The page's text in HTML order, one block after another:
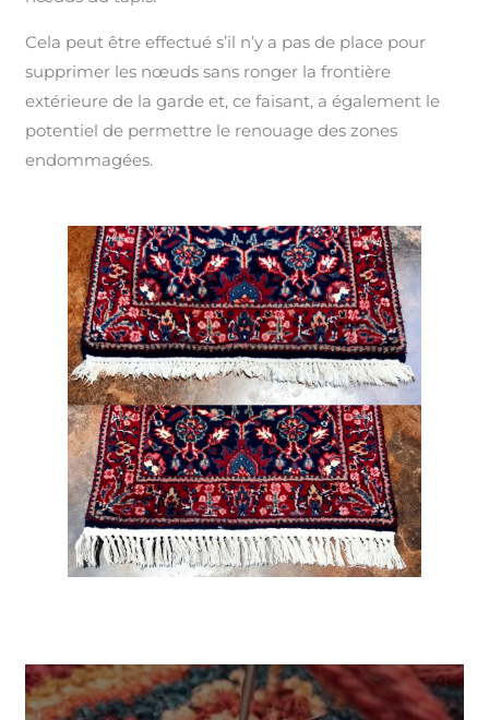
Cela peut être effectué s’il n’y a pas de place pour
supprimer les nœuds sans ronger la frontière
extérieure de la garde et, ce faisant, a également le
potentiel de permettre le renouage des zones
endommagées.